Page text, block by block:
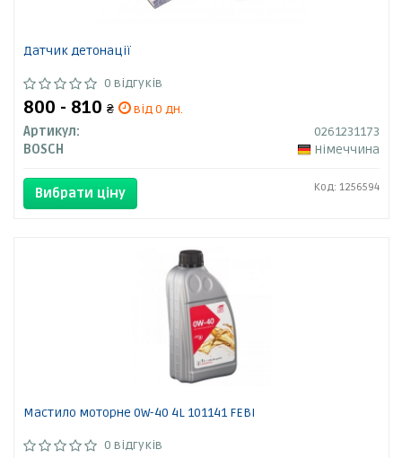
Датчик детонації
0 відгуків
800 - 810 ₴
від 0 дн.
Артикул:
0261231173
BOSCH
Німеччина
Вибрати ціну Код: 1256594
Мастило моторне 0W-40 4L 101141 FEBI
0 відгуків